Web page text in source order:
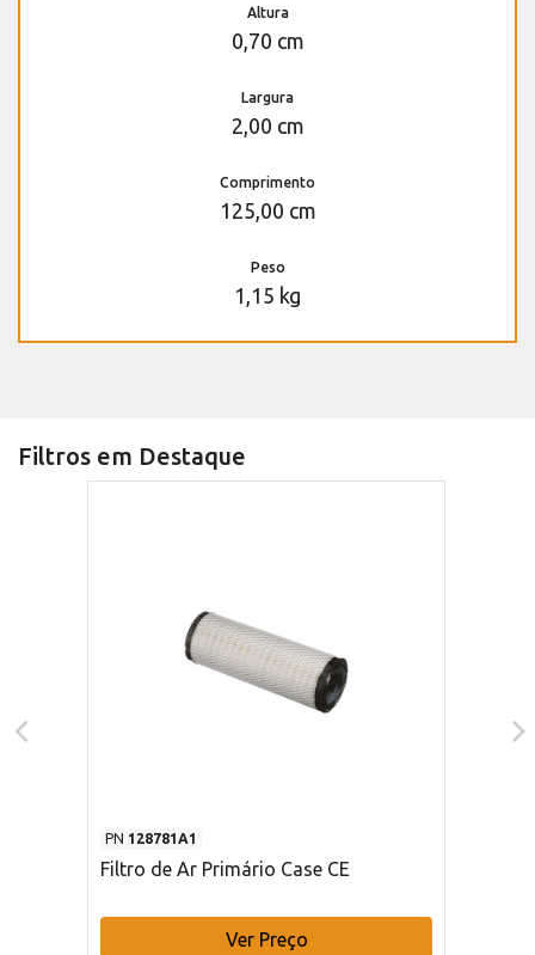
Altura
0,70 cm
Largura
2,00 cm
Comprimento
125,00 cm
Peso
1,15 kg
Filtros em Destaque
PN 128781A1
Filtro de Ar Primário Case CE
Ver Preço